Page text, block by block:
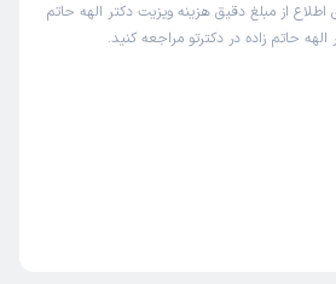
از مبلغ دقیق هزینه ویزیت دکتر الهه حاتم
الهه حاتم زاده در دکترتو مراجعه کنید.